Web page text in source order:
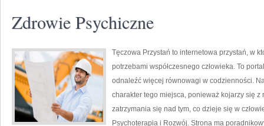
Zdrowie Psychiczne
Tęczowa Przystań to internetowa przystań, w
potrzebami współczesnego człowieka. To
odnaleźć więcej równowagi w codzienności.
charakter tego miejsca, ponieważ kojarzy się
zatrzymania się nad tym, co dzieje się w
Psychoterapia i Rozwój. Strona ma